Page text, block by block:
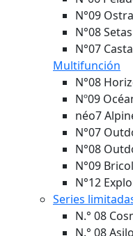
N°09
N°08 Setas
N°07
Multifunción
N°08
Nº09
néo7
N°07
N°08
N°09
N°12
Series
N.° 08
N.° 08